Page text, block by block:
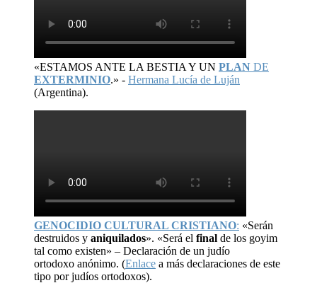
«ESTAMOS ANTE LA BESTIA Y UN PLAN DE
EXTERMINIO.» - Hermana Lucía de Luján
(Argentina).
GENOCIDIO CULTURAL CRISTIANO: «Serán
destruidos y aniquilados». «Será el final de los goyim
tal como existen» – Declaración de un judío
ortodoxo anónimo. (Enlace a más declaraciones de este
tipo por judíos ortodoxos).